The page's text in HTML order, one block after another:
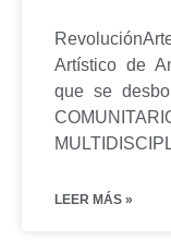
Artístico de
que se
LEER MÁS »